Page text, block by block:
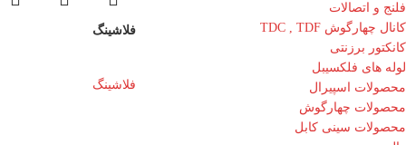
فلنج و اتصالات
کانال چهارگوش TDC , TDF
کانکتور برزنتی
لوله های فلکسیبل
محصولات اسپیرال
محصولات چهارگوش
محصولات سینی کابل
فلاشینگ
فلاشینگ